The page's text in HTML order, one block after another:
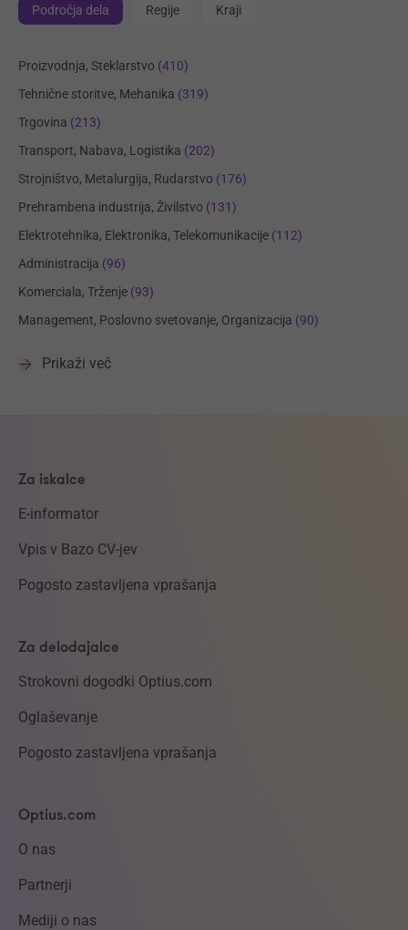
Področja dela Regije Kraji
Proizvodnja, Steklarstvo (410)
Tehnične storitve, Mehanika (319)
Trgovina (213)
Transport, Nabava, Logistika (202)
Strojništvo, Metalurgija, Rudarstvo (176)
Prehrambena industrija, Živilstvo (131)
Elektrotehnika, Elektronika, Telekomunikacije (112)
Administracija (96)
Komerciala, Trženje (93)
Management, Poslovno svetovanje, Organizacija (90)
Prikaži več
Za iskalce
E-informator
Vpis v Bazo CV-jev
Pogosto zastavljena vprašanja
Za delodajalce
Strokovni dogodki Optius.com
Oglaševanje
Pogosto zastavljena vprašanja
Optius.com
O nas
Partnerji
Mediji o nas